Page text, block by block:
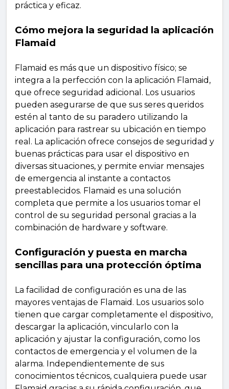
práctica y eficaz.
Cómo mejora la seguridad la aplicación
Flamaid
Flamaid es más que un dispositivo físico; se
integra a la perfección con la aplicación Flamaid,
que ofrece seguridad adicional. Los usuarios
pueden asegurarse de que sus seres queridos
estén al tanto de su paradero utilizando la
aplicación para rastrear su ubicación en tiempo
real. La aplicación ofrece consejos de seguridad y
buenas prácticas para usar el dispositivo en
diversas situaciones, y permite enviar mensajes
de emergencia al instante a contactos
preestablecidos. Flamaid es una solución
completa que permite a los usuarios tomar el
control de su seguridad personal gracias a la
combinación de hardware y software.
Configuración y puesta en marcha
sencillas para una protección óptima
La facilidad de configuración es una de las
mayores ventajas de Flamaid. Los usuarios solo
tienen que cargar completamente el dispositivo,
descargar la aplicación, vincularlo con la
aplicación y ajustar la configuración, como los
contactos de emergencia y el volumen de la
alarma. Independientemente de sus
conocimientos técnicos, cualquiera puede usar